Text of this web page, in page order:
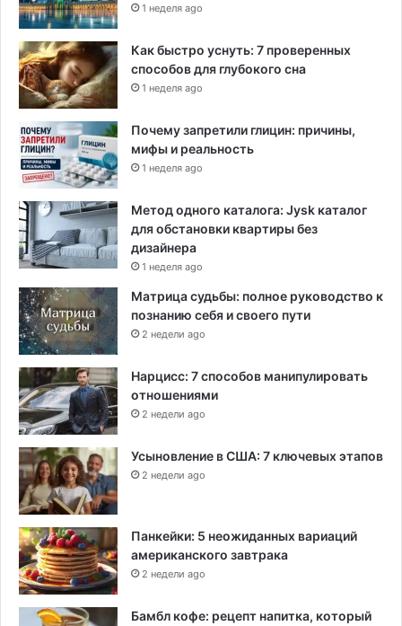
1 неделя ago
Как быстро уснуть: 7 проверенных
способов для глубокого сна
1 неделя ago
Почему запретили глицин: причины,
мифы и реальность
1 неделя ago
Метод одного каталога: Jysk каталог
для обстановки квартиры без
дизайнера
1 неделя ago
Матрица судьбы: полное руководство к
познанию себя и своего пути
2 недели ago
Нарцисс: 7 способов манипулировать
отношениями
2 недели ago
Усыновление в США: 7 ключевых этапов
2 недели ago
Панкейки: 5 неожиданных вариаций
американского завтрака
2 недели ago
Бамбл кофе: рецепт напитка, который